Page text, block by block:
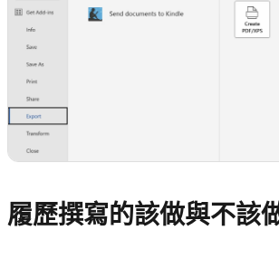
履歷撰寫的該做與不該